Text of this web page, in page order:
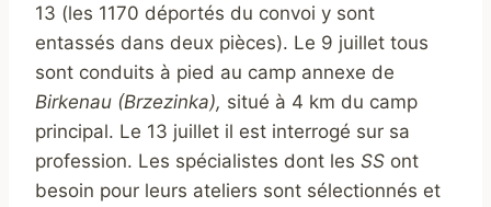
13 (les 1170 déportés du convoi y sont
entassés dans deux pièces). Le 9 juillet tous
sont conduits à pied au camp annexe de
Birkenau (Brzezinka), situé à 4 km du camp
principal. Le 13 juillet il est interrogé sur sa
profession. Les spécialistes dont les SS ont
besoin pour leurs ateliers sont sélectionnés et